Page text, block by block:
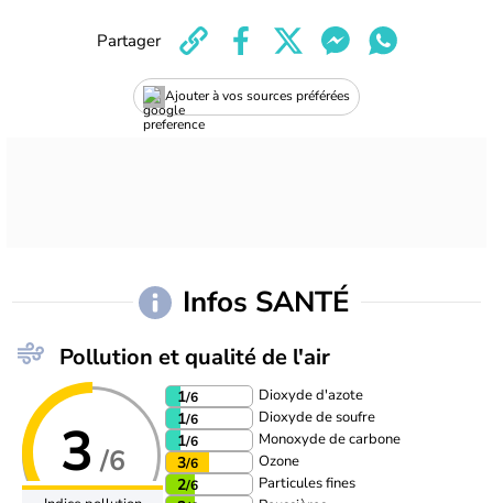
Ajouter à vos sources préférées
Partager
Infos SANTÉ
Pollution et qualité de l'air
3 /6
1/6 Dioxyde d'azote
1/6 Dioxyde de soufre
1/6 Monoxyde de carbone
3/6 Ozone
2/6 Particules fines